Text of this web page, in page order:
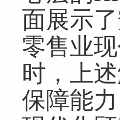
面展示
零售业
时，上
保障能